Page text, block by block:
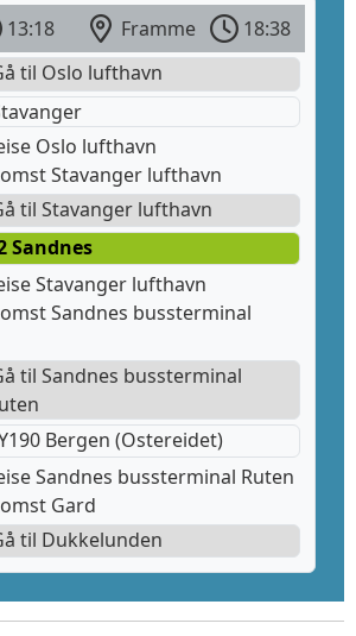
13:18 Framme
18:38
til Oslo lufthavn
Oslo lufthavn
Stavanger lufthavn
til Stavanger lufthavn
Sandnes
Stavanger lufthavn
Sandnes bussterminal
til Sandnes bussterminal
Bergen (Ostereidet)
Sandnes bussterminal Ruten
Gard
til Dukkelunden